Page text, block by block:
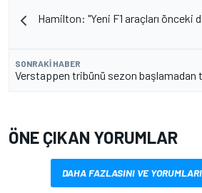
Hamilton: "Yeni F1 araçları önceki
SONRAKI HABER
Verstappen tribünü sezon başlamadan
ÖNE ÇIKAN YORUMLAR
DAHA FAZLASINI VE